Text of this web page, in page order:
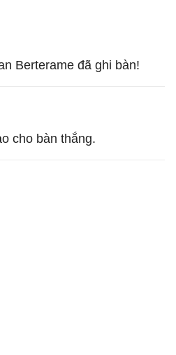
Berterame đã ghi bàn!
cho bàn thắng.